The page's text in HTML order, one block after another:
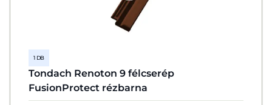
1 DB
Tondach Renoton 9 félcserép
FusionProtect rézbarna